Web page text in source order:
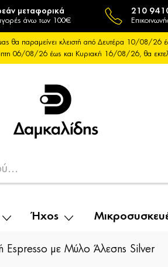
μεταφορικά
άνω των 100€
210
θα παραμείνει κλειστή από Δευτέρα 10/08/
06/08/26 έως και Κυριακή 16/08/26, θα
Ήχος
με Μύλο Άλεσης Silver